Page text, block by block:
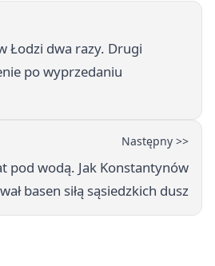
Łodzi dwa razy. Drugi
po wyprzedaniu
Następny >>
pod wodą. Jak Konstantynów
basen siłą sąsiedzkich dusz